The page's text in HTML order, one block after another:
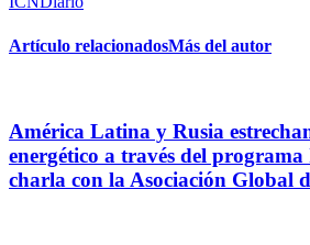
Artículo relacionadosMás del autor
América Latina y Rusia
energético a través del
charla con la Asociación Global